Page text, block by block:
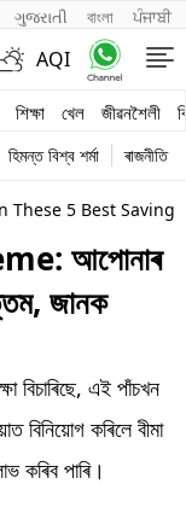
ગુજરાતી বাংলা ਪੰਜਾਬੀ
AQI
শিক্ষা খেল জীৱনশৈলী
হিমন্ত বিশ্ব শৰ্মা ৰাজনীতি
These 5 Best Saving
আপোনাৰ
জানক
বিচাৰিছে, এই পাঁচখন
বিনিয়োগ কৰিলে বীমা
কৰিব পাৰি।